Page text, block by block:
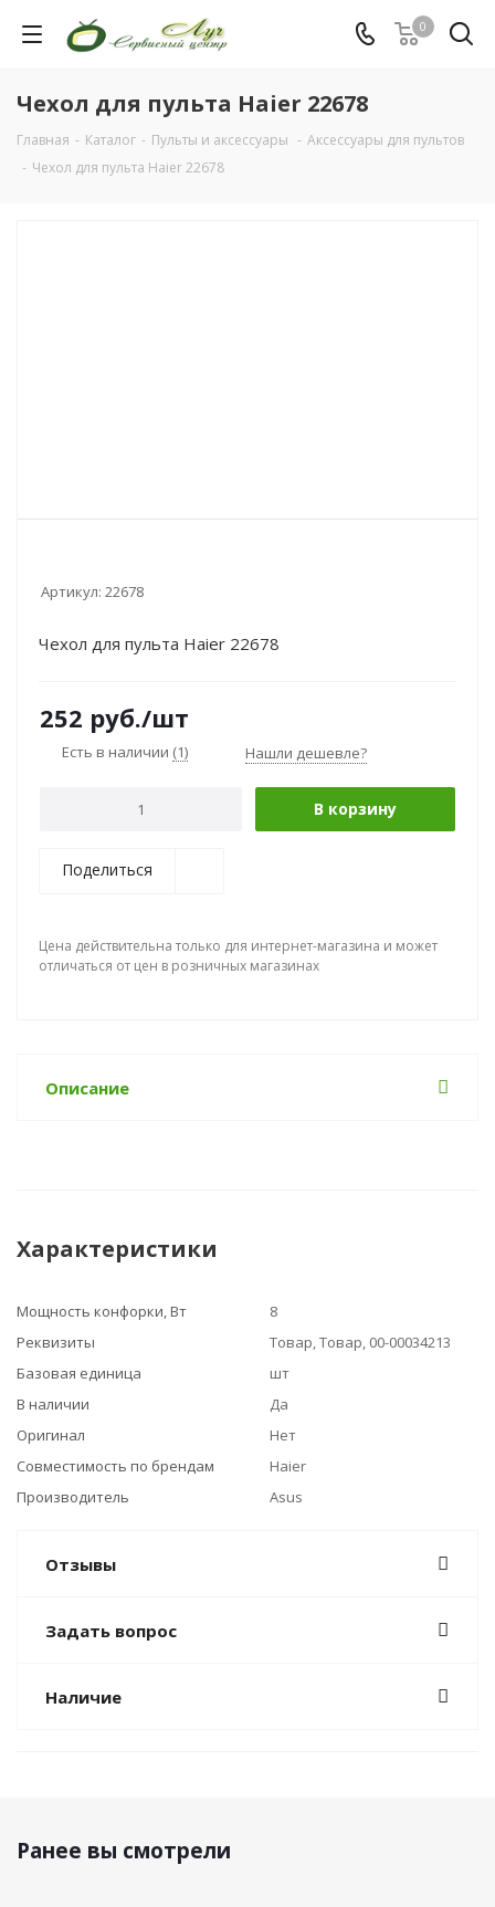
0
Чехол для пульта Haier 22678
Главная - Каталог - Пульты и аксессуары - Аксессуары для пультов
- Чехол для пульта Haier 22678
Артикул: 22678
Чехол для пульта Haier 22678
252 руб./шт
Есть в наличии (1) Нашли дешевле?
В корзину
Поделиться
Цена действительна только для интернет-магазина и может
отличаться от цен в розничных магазинах
Описание
Характеристики
Мощность конфорки, Вт
8
Реквизиты
Товар, Товар, 00-00034213
Базовая единица
шт
В наличии
Да
Оригинал
Нет
Совместимость по брендам
Haier
Производитель
Asus
Отзывы
Задать вопрос
Наличие
Ранее вы смотрели